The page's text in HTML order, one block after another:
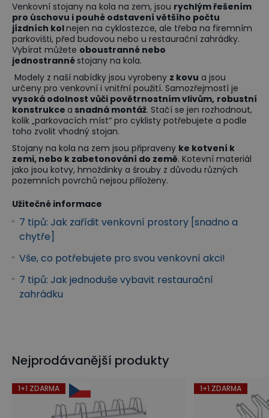
Venkovní stojany na kola na zem, jsou rychlým řešením
pro úschovu i pouhé odstavení většího počtu
jízdních kolnejen na cyklostezce, ale třeba na firemním
parkovišti, před budovou nebo u restaurační zahrádky.
Vybírat můžete oboustranné nebo
jednostranné stojany na kola.
Modely z naší nabídky jsou vyrobeny z kovu a jsou
určeny pro venkovní i vnitřní použití. Samozřejmostí je
vysoká odolnost vůči povětrnostním vlivům, robustní
konstrukce a snadná montáž. Stačí se jen rozhodnout,
kolik „parkovacích míst“ pro cyklisty potřebujete a podle
toho zvolit vhodný stojan.
Stojany na kola na zem jsou připraveny ke kotvení k
zemi, nebo k zabetonování do země. Kotevní materiál
jako jsou kotvy, hmoždinky a šrouby z důvodu různých
pozemních povrchů nejsou přiloženy.
Užitečné informace
7 tipů: Jak zařídit venkovní prostory [snadno a
chytře]
Vše, co potřebujete pro svou venkovní akci!
7 tipů: Jak jednoduše vybavit restaurační
zahrádku
Nejprodávanější produkty
1+1 ZDARMA 1+1 ZDARMA